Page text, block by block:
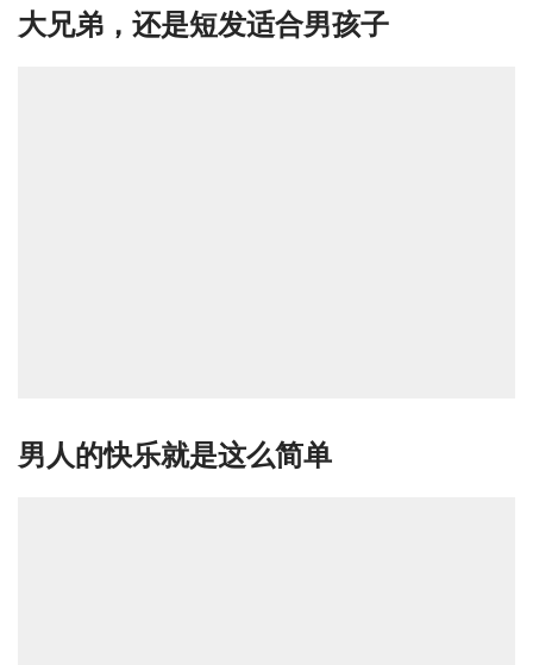
大兄弟，还是短发适合男孩子
男人的快乐就是这么简单